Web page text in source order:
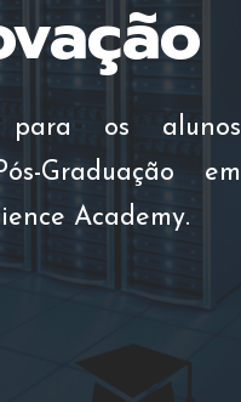
para os alunos
Graduação em
Academy.